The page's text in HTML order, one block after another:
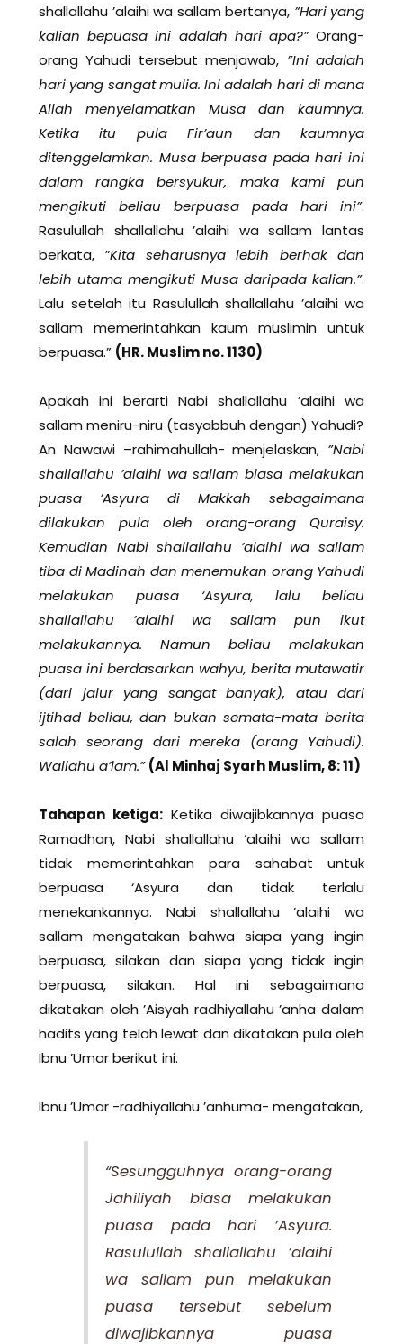
shallallahu ’alaihi wa sallam bertanya, ”Hari yang
kalian bepuasa ini adalah hari apa?”Orang-
orang Yahudi tersebut menjawab, ”Ini adalah
hari yang sangat mulia. Ini adalah hari di mana
Allah menyelamatkan Musa dan kaumnya.
Ketika itu pula Fir’aun dan kaumnya
ditenggelamkan. Musa berpuasa pada hari ini
dalam rangka bersyukur, maka kami pun
mengikuti beliau berpuasa pada hari ini”.
Rasulullah shallallahu ’alaihi wa sallam lantas
berkata, ”Kita seharusnya lebih berhak dan
lebih utama mengikuti Musa daripada kalian.”.
Lalu setelah itu Rasulullah shallallahu ’alaihi wa
sallam memerintahkan kaum muslimin untuk
berpuasa.” (HR. Muslim no. 1130)
Apakah ini berarti Nabi shallallahu ’alaihi wa
sallam meniru-niru (tasyabbuh dengan) Yahudi?
An Nawawi –rahimahullah- menjelaskan, ”Nabi
shallallahu ’alaihi wa sallam biasa melakukan
puasa ’Asyura di Makkah sebagaimana
dilakukan pula oleh orang-orang Quraisy.
Kemudian Nabi shallallahu ’alaihi wa sallam
tiba di Madinah dan menemukan orang Yahudi
melakukan puasa ‘Asyura, lalu beliau
shallallahu ’alaihi wa sallam pun ikut
melakukannya. Namun beliau melakukan
puasa ini berdasarkan wahyu, berita mutawatir
(dari jalur yang sangat banyak), atau dari
ijtihad beliau, dan bukan semata-mata berita
salah seorang dari mereka (orang Yahudi).
Wallahu a’lam.” (Al Minhaj Syarh Muslim, 8: 11)
Tahapan ketiga: Ketika diwajibkannya puasa
Ramadhan, Nabi shallallahu ‘alaihi wa sallam
tidak memerintahkan para sahabat untuk
berpuasa ‘Asyura dan tidak terlalu
menekankannya. Nabi shallallahu ’alaihi wa
sallam mengatakan bahwa siapa yang ingin
berpuasa, silakan dan siapa yang tidak ingin
berpuasa, silakan. Hal ini sebagaimana
dikatakan oleh ’Aisyah radhiyallahu ’anha dalam
hadits yang telah lewat dan dikatakan pula oleh
Ibnu ’Umar berikut ini.
Ibnu ’Umar -radhiyallahu ’anhuma- mengatakan,
“Sesungguhnya orang-orang
Jahiliyah biasa melakukan
puasa pada hari ’Asyura.
Rasulullah shallallahu ’alaihi
wa sallam pun melakukan
puasa tersebut sebelum
diwajibkannya puasa